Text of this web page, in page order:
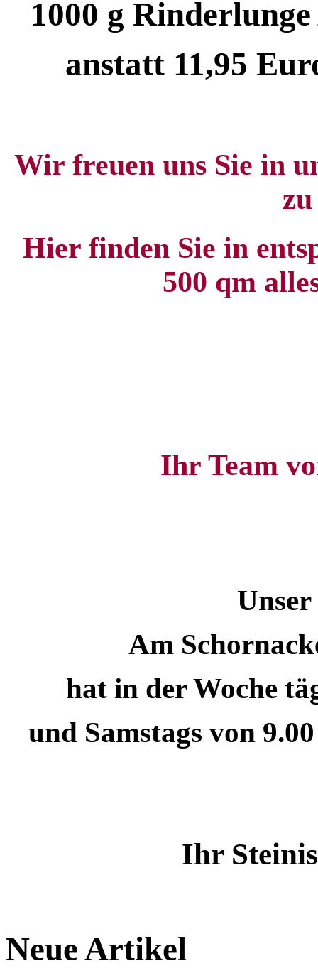
1000 g
anstatt 11,95
Wir freuen uns Sie in
Hier finden Sie in
500 qm
Ihr Team
Am
hat in der Woche
und Samstags von
Ihr
Neue Artikel